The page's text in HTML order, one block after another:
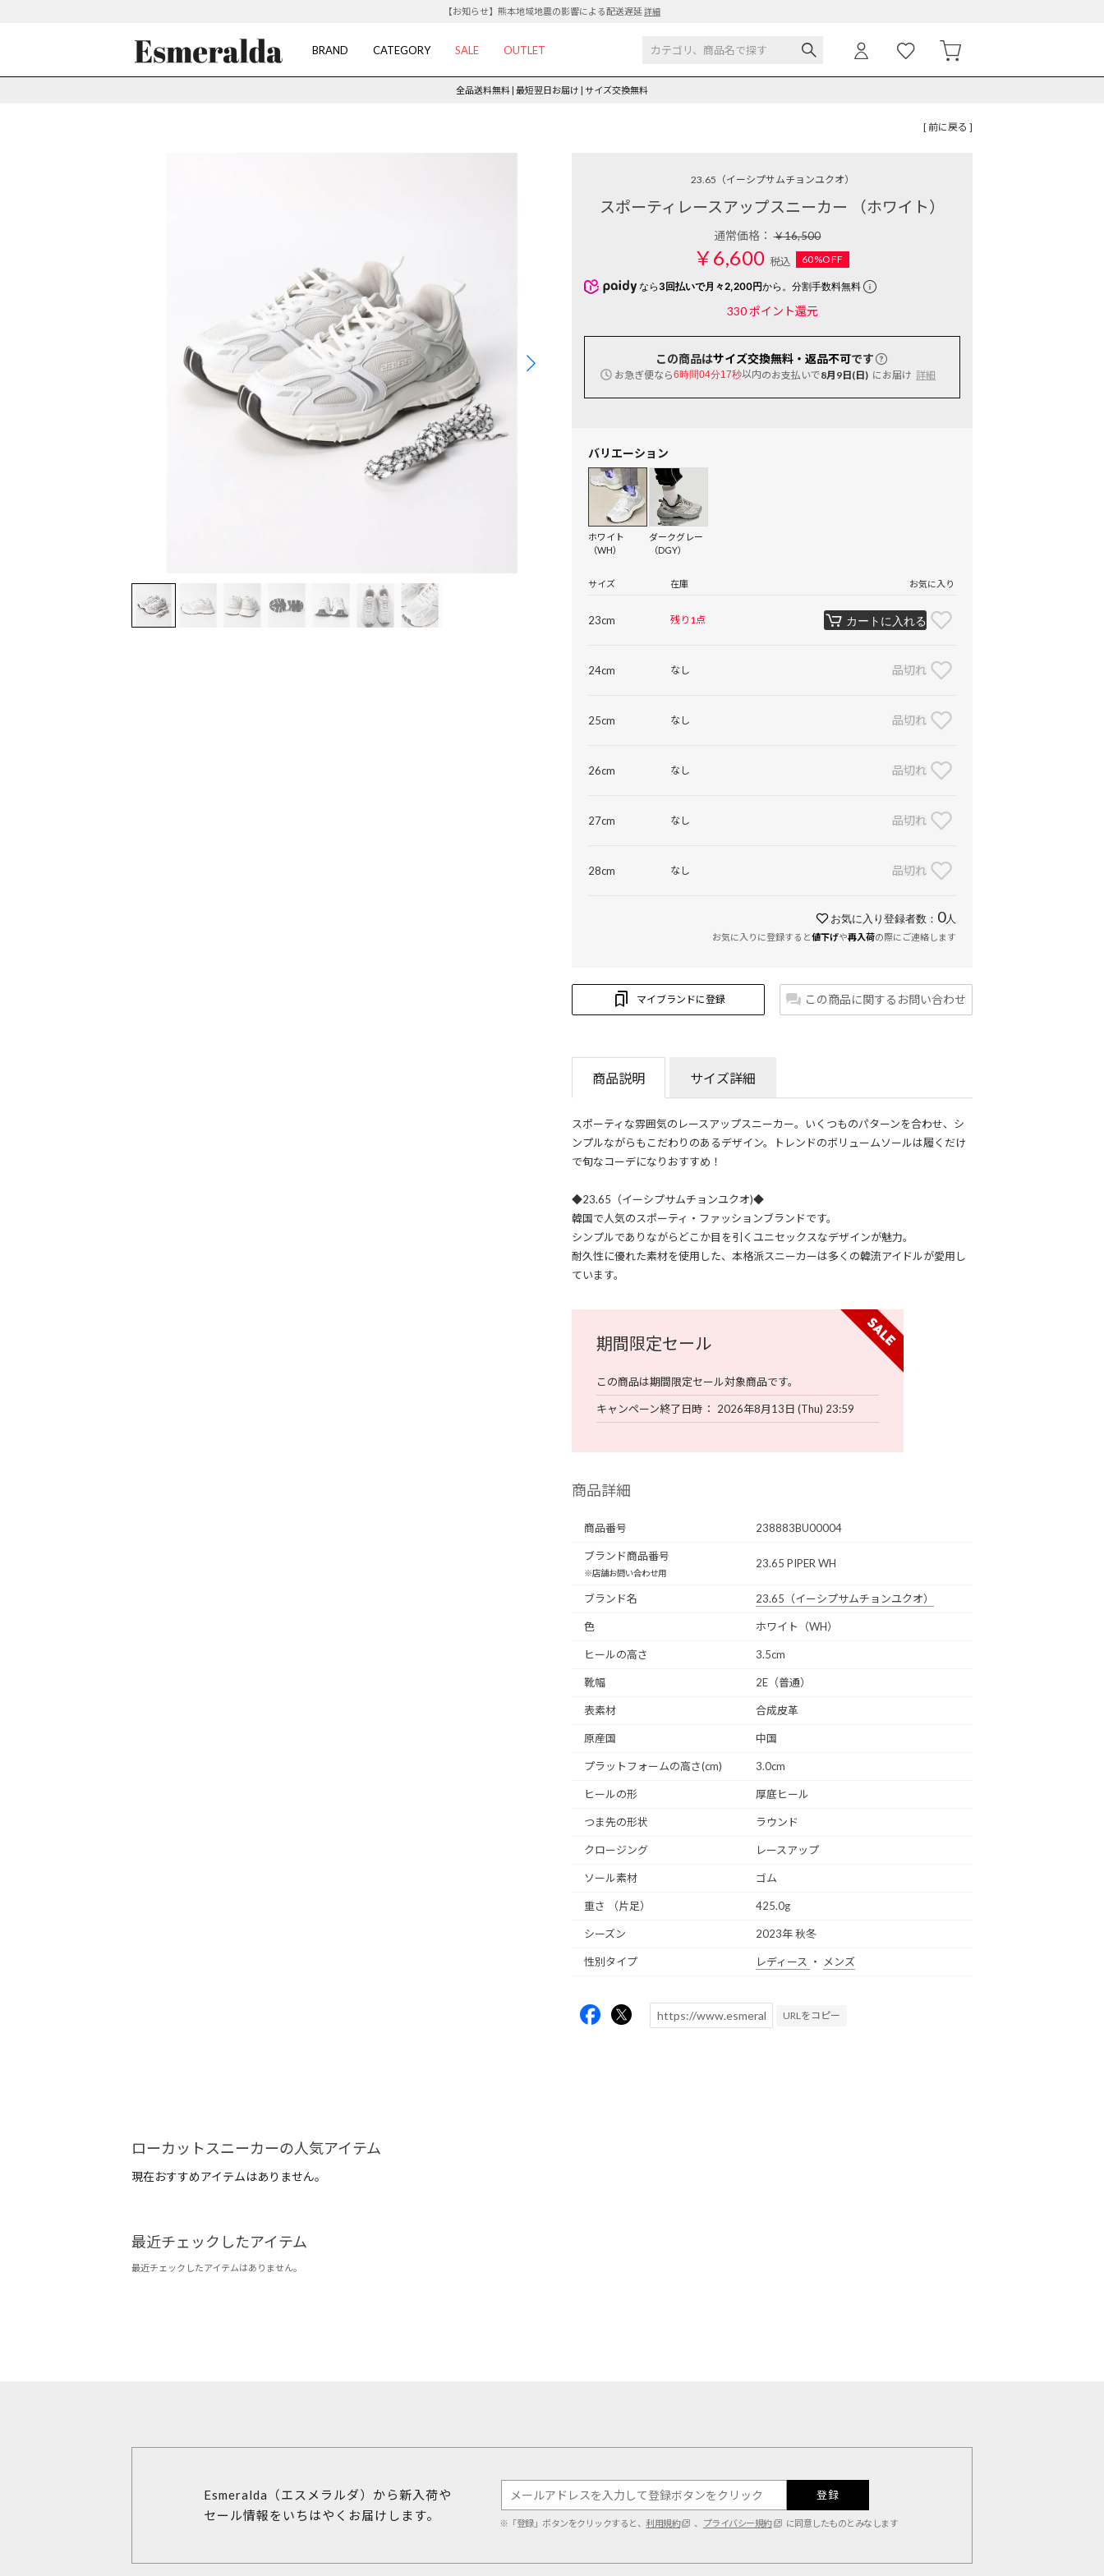
【お知らせ】熊本地域地震の影響による配送遅延詳細
BRAND CATEGORY SALE OUTLET
全品送料無料 | 最短翌日お届け | サイズ交換無料
[ 前に戻る ]
23.65 （イーシプサムチョンユクオ）
スポーティレースアップスニーカー （ホワイト）
通常価格：￥16,500
￥6,600 税込 60%OFF
なら 3回払いで月々2,200円から。分割手数料無料
330ポイント還元
この商品はサイズ交換無料・返品不可です
お急ぎ便なら6時間04分16秒以内のお支払いで8月9日(日) にお届け 詳細
バリエーション
ホワイト
（WH）
ダークグレー
（DGY）
サイズ 在庫 お気に入り
23cm 残り1点 カートに入れる
24cm なし 品切れ
25cm なし 品切れ
26cm なし 品切れ
27cm なし 品切れ
28cm なし 品切れ
お気に入り登録者数： 0人
お気に入りに登録すると値下げや再入荷の際にご連絡します
マイブランドに登録 この商品に関するお問い合わせ
商品説明 サイズ詳細
スポーティな雰囲気のレースアップスニーカー。いくつものパターンを合わせ、シ
ンプルながらもこだわりのあるデザイン。トレンドのボリュームソールは履くだけ
で旬なコーデになりおすすめ！
◆23.65（イーシプサムチョンユクオ)◆
韓国で人気のスポーティ・ファッションブランドです。
シンプルでありながらどこか目を引くユニセックスなデザインが魅力。
耐久性に優れた素材を使用した、本格派スニーカーは多くの韓流アイドルが愛用し
ています。
期間限定セール
この商品は期間限定セール対象商品です。
キャンペーン終了日時 2026年8月13日 (Thu) 23:59
商品詳細
商品番号 238883BU00004
ブランド商品番号
※店舗お問い合わせ用
23.65 PIPER WH
ブランド名 23.65 （イーシプサムチョンユクオ）
色 ホワイト（WH）
ヒールの高さ 3.5cm
靴幅 2E（普通）
表素材 合成皮革
原産国 中国
プラットフォームの高さ(cm) 3.0cm
ヒールの形 厚底ヒール
つま先の形状 ラウンド
クロージング レースアップ
ソール素材 ゴム
重さ （片足） 425.0g
シーズン 2023年 秋冬
性別タイプ レディース ・ メンズ
URLをコピー
ローカットスニーカーの人気アイテム
現在おすすめアイテムはありません。
最近チェックしたアイテム
最近チェックしたアイテムはありません。
Esmeralda（エスメラルダ）から新入荷や
セール情報をいちはやくお届けします。
登録
※「登録」ボタンをクリックすると、利用規約 、 プライバシー規約 に同意したものとみなします